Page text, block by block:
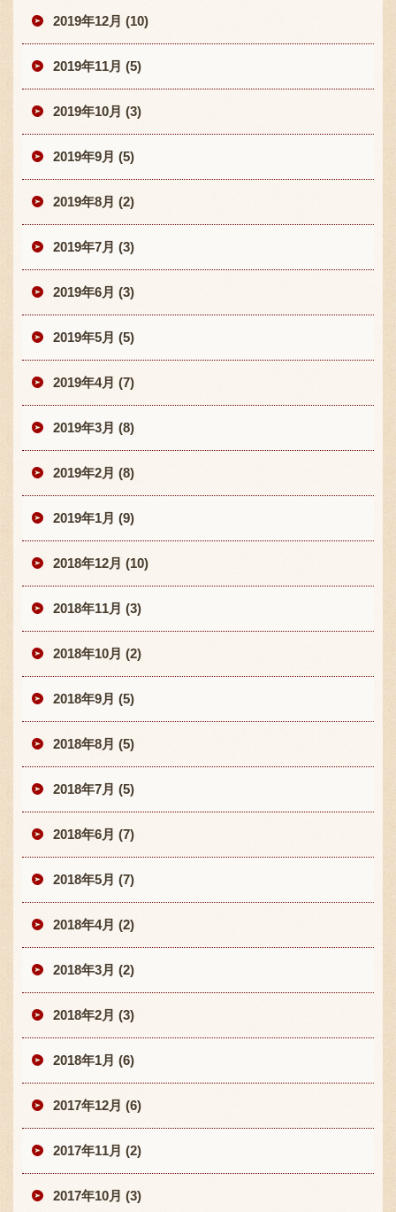
2019年12月 (10)
2019年11月 (5)
2019年10月 (3)
2019年9月 (5)
2019年8月 (2)
2019年7月 (3)
2019年6月 (3)
2019年5月 (5)
2019年4月 (7)
2019年3月 (8)
2019年2月 (8)
2019年1月 (9)
2018年12月 (10)
2018年11月 (3)
2018年10月 (2)
2018年9月 (5)
2018年8月 (5)
2018年7月 (5)
2018年6月 (7)
2018年5月 (7)
2018年4月 (2)
2018年3月 (2)
2018年2月 (3)
2018年1月 (6)
2017年12月 (6)
2017年11月 (2)
2017年10月 (3)